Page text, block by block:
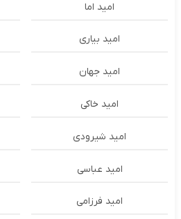
امید اما
امید بیاری
امید جهان
امید خاکی
امید شیرودی
امید عباسی
امید فرزامی